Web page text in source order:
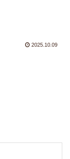
2025.10.09